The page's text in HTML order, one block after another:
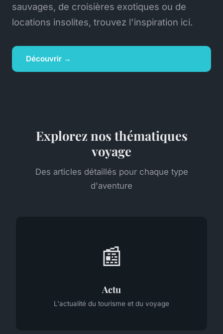
sauvages, de croisières exotiques ou de
locations insolites, trouvez l'inspiration ici.
Découvrir →
Explorez nos thématiques
voyage
Des articles détaillés pour chaque type
d'aventure
📰
Actu
L'actualité du tourisme et du voyage